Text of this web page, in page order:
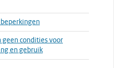
geen condities voor
en gebruik